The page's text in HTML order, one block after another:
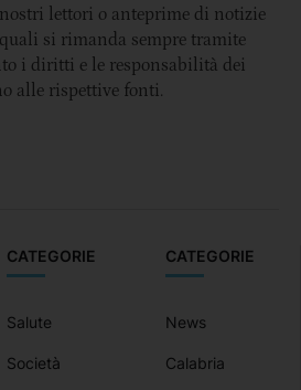
CATEGORIE
News
Calabria
CATEGORIE
Salute
Società
lettori o anteprime di notizie
si rimanda sempre tramite
i diritti e le responsabilità dei
alle rispettive fonti.